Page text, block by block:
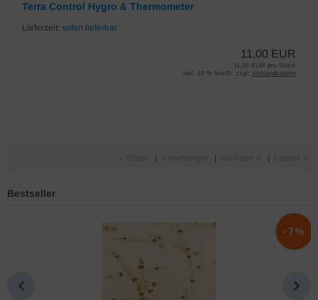
Terra Control Hygro & Thermometer
Lieferzeit: sofort lieferbar
11,00 EUR
11,00 EUR pro Stück
inkl. 19 % MwSt. zzgl. Versandkosten
Bestseller
-7%